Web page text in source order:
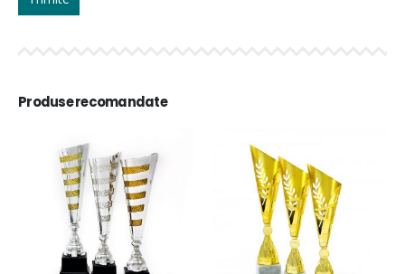
Produse recomandate